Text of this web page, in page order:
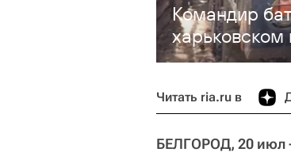
Командир
Читать ria.ru в
БЕЛГОРОД, 20 июл